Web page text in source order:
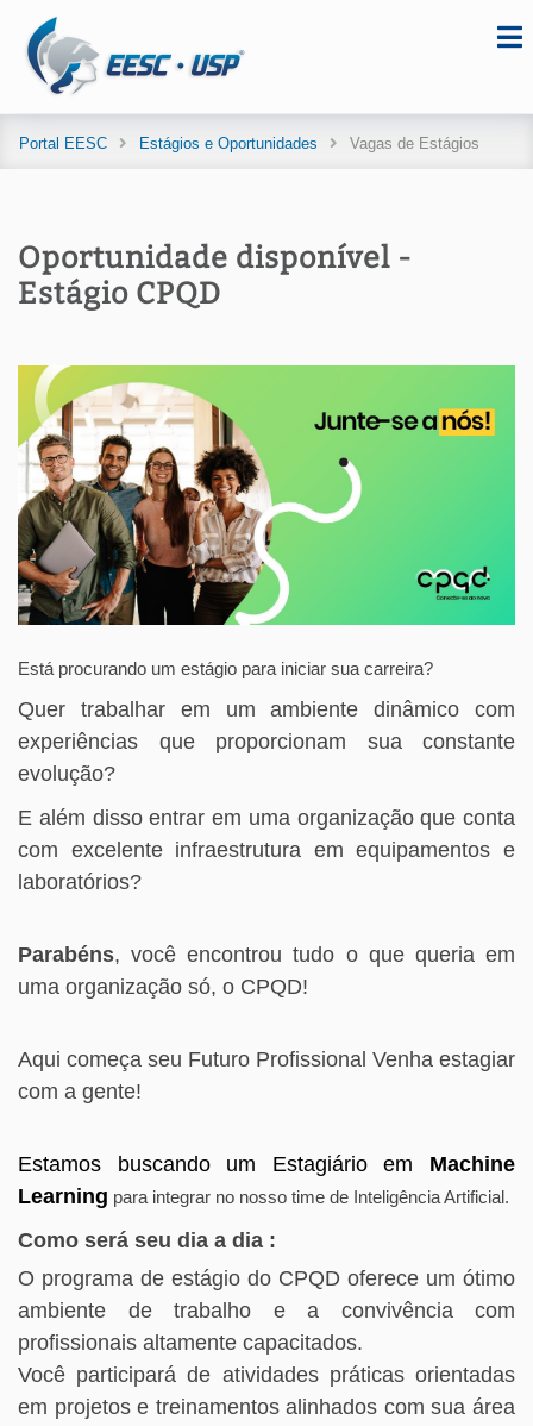
Portal EESC Estágios e Oportunidades Vagas de Estágios
Oportunidade disponível -
Estágio CPQD
Está procurando um estágio para iniciar sua carreira?
Quer trabalhar em um ambiente dinâmico com
experiências que proporcionam sua constante
evolução?
E além disso entrar em uma organização que conta
com excelente infraestrutura em equipamentos e
laboratórios?
Parabéns, você encontrou tudo o que queria em
uma organização só, o CPQD!
Aqui começa seu Futuro Profissional Venha estagiar
com a gente!
Estamos buscando um Estagiário em Machine
Learning para integrar no nosso time de Inteligência Artificial.
Como será seu dia a dia :
O programa de estágio do CPQD oferece um ótimo
ambiente de trabalho e a convivência com
profissionais altamente capacitados.
Você participará de atividades práticas orientadas
em projetos e treinamentos alinhados com sua área